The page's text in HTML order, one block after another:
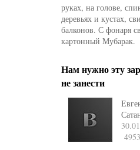
руках, на голове,
деревьях и кустах,
балконов. С фонаря
картонный Мубарак.
Нам нужно эту
не занести
4953